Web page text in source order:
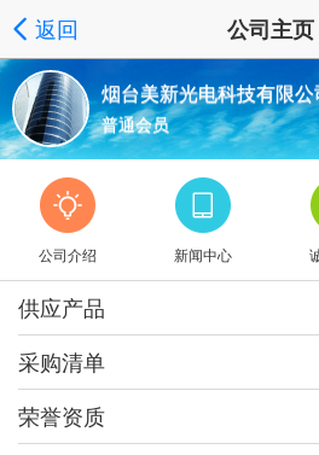
返回 公司主页
烟台美新光电科技有限公
普通会员
公司介绍 新闻中心
供应产品
采购清单
荣誉资质